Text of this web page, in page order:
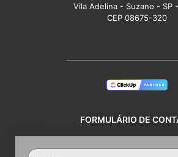
Vila Adelina - Suzano - SP
CEP 08675-320
FORMULÁRIO DE